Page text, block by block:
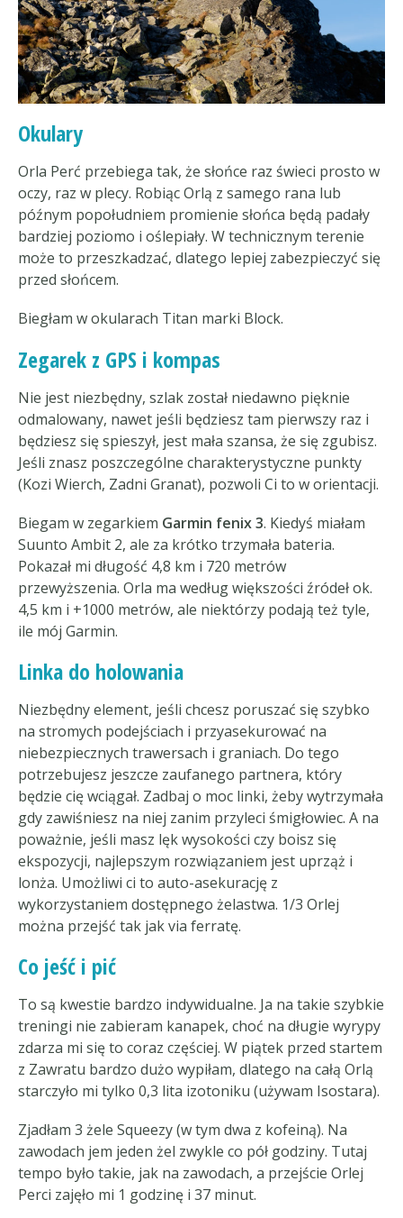
Okulary
Orla Perć przebiega tak, że słońce raz świeci prosto w
oczy, raz w plecy. Robiąc Orlą z samego rana lub
późnym popołudniem promienie słońca będą padały
bardziej poziomo i oślepiały. W technicznym terenie
może to przeszkadzać, dlatego lepiej zabezpieczyć się
przed słońcem.
Biegłam w okularach Titan marki Block.
Zegarek z GPS i kompas
Nie jest niezbędny, szlak został niedawno pięknie
odmalowany, nawet jeśli będziesz tam pierwszy raz i
będziesz się spieszył, jest mała szansa, że się zgubisz.
Jeśli znasz poszczególne charakterystyczne punkty
(Kozi Wierch, Zadni Granat), pozwoli Ci to w orientacji.
Biegam w zegarkiem Garmin fenix 3. Kiedyś miałam
Suunto Ambit 2, ale za krótko trzymała bateria.
Pokazał mi długość 4,8 km i 720 metrów
przewyższenia. Orla ma według większości źródeł ok.
4,5 km i +1000 metrów, ale niektórzy podają też tyle,
ile mój Garmin.
Linka do holowania
Niezbędny element, jeśli chcesz poruszać się szybko
na stromych podejściach i przyasekurować na
niebezpiecznych trawersach i graniach. Do tego
potrzebujesz jeszcze zaufanego partnera, który
będzie cię wciągał. Zadbaj o moc linki, żeby wytrzymała
gdy zawiśniesz na niej zanim przyleci śmigłowiec. A na
poważnie, jeśli masz lęk wysokości czy boisz się
ekspozycji, najlepszym rozwiązaniem jest uprząż i
lonża. Umożliwi ci to auto-asekurację z
wykorzystaniem dostępnego żelastwa. 1/3 Orlej
można przejść tak jak via ferratę.
Co jeść i pić
To są kwestie bardzo indywidualne. Ja na takie szybkie
treningi nie zabieram kanapek, choć na długie wyrypy
zdarza mi się to coraz częściej. W piątek przed startem
z Zawratu bardzo dużo wypiłam, dlatego na całą Orlą
starczyło mi tylko 0,3 lita izotoniku (używam Isostara).
Zjadłam 3 żele Squeezy (w tym dwa z kofeiną). Na
zawodach jem jeden żel zwykle co pół godziny. Tutaj
tempo było takie, jak na zawodach, a przejście Orlej
Perci zajęło mi 1 godzinę i 37 minut.